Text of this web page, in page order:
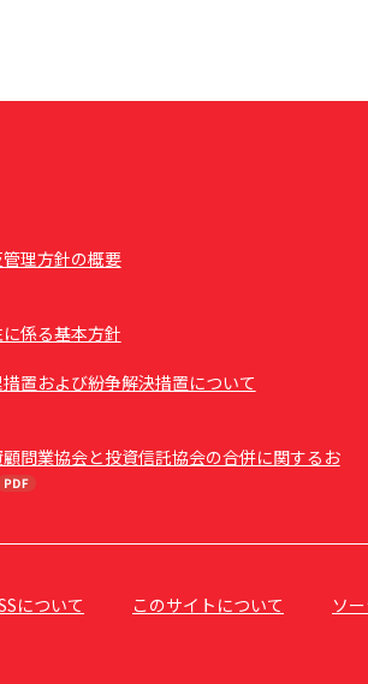
理方針の概要
係る基本方針
置および紛争解決措置について
顧問業協会と投資信託協会の合併に関するお
について このサイトについて ソ